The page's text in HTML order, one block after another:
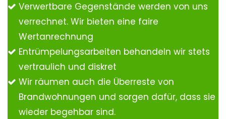
Verwertbare Gegenstände werden von uns
verrechnet. Wir bieten eine faire
Wertanrechnung
Entrümpelungsarbeiten behandeln wir stets
vertraulich und diskret
Wir räumen auch die Überreste von
Brandwohnungen und sorgen dafür, dass sie
wieder begehbar sind.